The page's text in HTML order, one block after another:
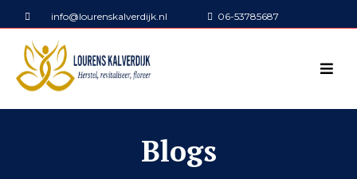
info@lourenskalverdijk.nl 06-53785687
Blogs